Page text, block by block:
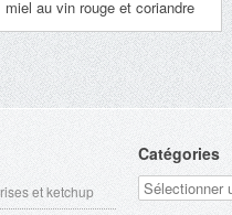
miel au vin rouge et coriandre
et ketchup
Catégories
Catégories